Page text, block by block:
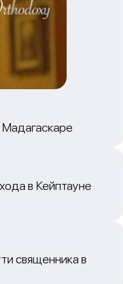
в Кейптауне
священника в